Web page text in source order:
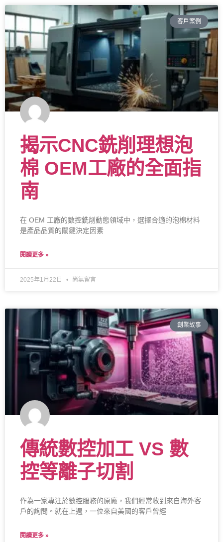
客戶案例
揭示CNC銑削理想泡
棉 OEM工廠的全面指
南
在 OEM 工廠的數控銑削動態領域中，選擇合適的泡棉材料
是產品品質的關鍵決定因素
閱讀更多 »
2025年1月22日 尚無留言
創業故事
傳統數控加工 VS 數
控等離子切割
作為一家專注於數控服務的原廠，我們經常收到來自海外客
戶的詢問。就在上週，一位來自美國的客戶曾經
閱讀更多 »